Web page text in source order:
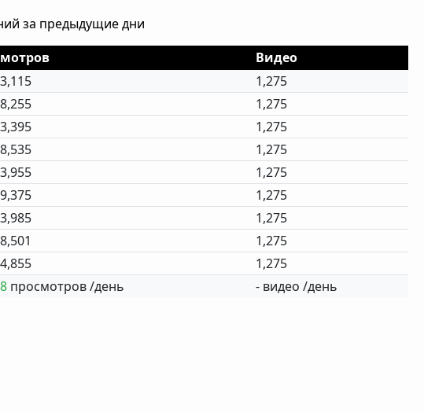
за предыдущие дни
Видео
1,275
1,275
1,275
1,275
1,275
1,275
1,275
1,275
1,275
просмотров /день - видео /день